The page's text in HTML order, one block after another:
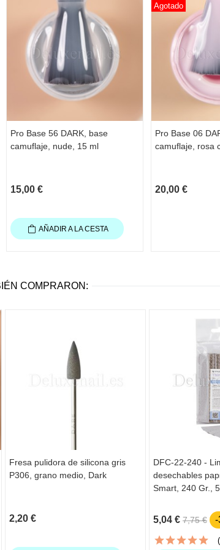
Pro Base 56 DARK, base
camuflaje, nude, 15 ml
15,00 €
AÑADIR A LA CESTA
Agotado
Pro Base 06
camuflaje, rosa
20,00 €
COMPRARON:
Fresa pulidora de silicona gris
P306, grano medio, Dark
2,20 €
DFC-22-240 -
desechables
Smart, 240 Gr.,
5,04 € 7,75 € -